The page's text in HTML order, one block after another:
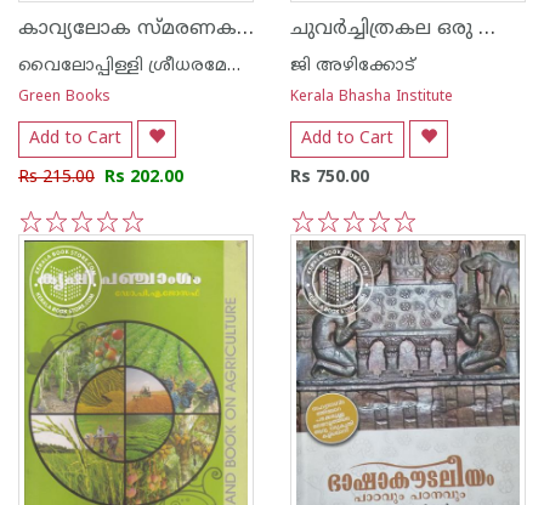
കാവ്യലോക സ്മരണകള്‍
വൈലോപ്പിള്ളി ശ്രീധരമേനോ‌ന്‍
Green Books
Add to Cart
Rs 215.00 Rs 202.00
5
4
3
2
1
ചുവര്‍ച്ചിത്രകല ഒരു സാങ്കേതിക പഠനം
ജി അഴിക്കോട്
Kerala Bhasha Institute
Add to Cart
Rs 750.00
5
4
3
2
1